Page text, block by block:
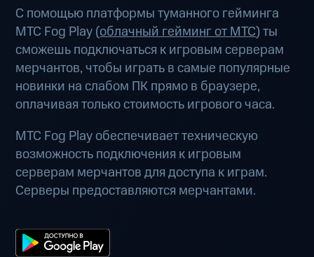
С помощью платформы туманного гейминга
МТС Fog Play (облачный гейминг от МТС) ты
сможешь подключаться к игровым серверам
мерчантов, чтобы играть в самые популярные
новинки на слабом ПК прямо в браузере,
оплачивая только стоимость игрового часа.
МТС Fog Play обеспечивает техническую
возможность подключения к игровым
серверам мерчантов для доступа к играм.
Серверы предоставляются мерчантами.